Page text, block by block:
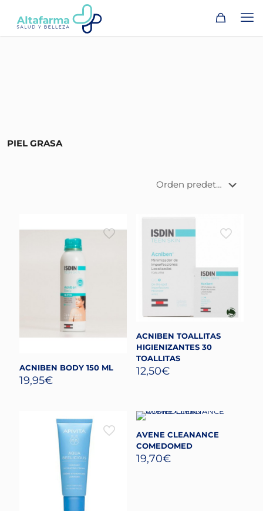
PIEL GRASA
ACNIBEN BODY 150 ML
19,95€
ACNIBEN TOALLITAS
HIGIENIZANTES 30
TOALLITAS
12,50€
AVENE CLEANANCE
COMEDOMED
19,70€